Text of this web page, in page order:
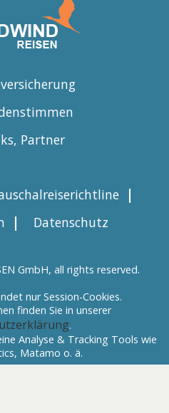
Partner
|
| Datenschutz
GmbH, all rights reserved.
nur Session-Cookies.
finden Sie in unserer
.
Analyse & Tracking Tools wie
Matamo o. ä.